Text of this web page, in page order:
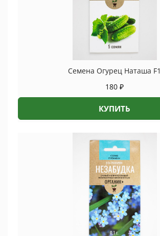
Семена Огурец Наташа F1
180 ₽
КУПИТЬ